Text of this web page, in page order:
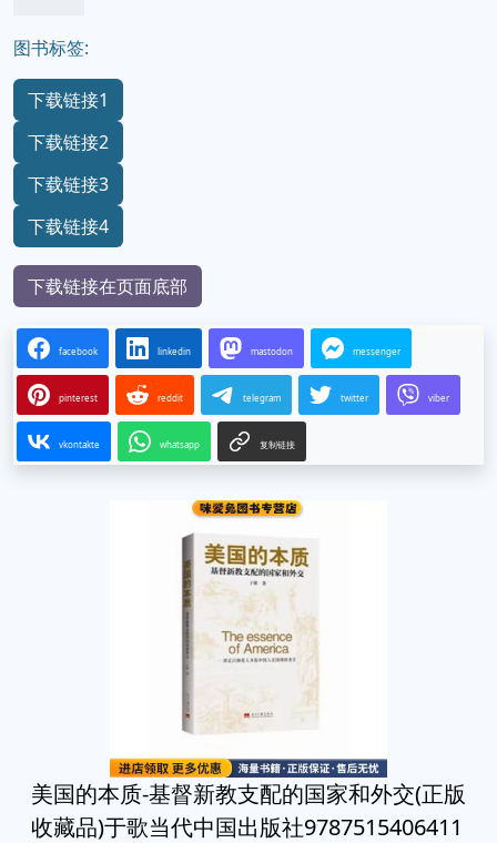
图书标签:
下载链接1
下载链接2
下载链接3
下载链接4
下载链接在页面底部
facebook linkedin mastodon messenger
pinterest reddit telegram twitter viber
vkontakte whatsapp 复制链接
美国的本质-基督新教支配的国家和外交(正版
收藏品)于歌当代中国出版社9787515406411